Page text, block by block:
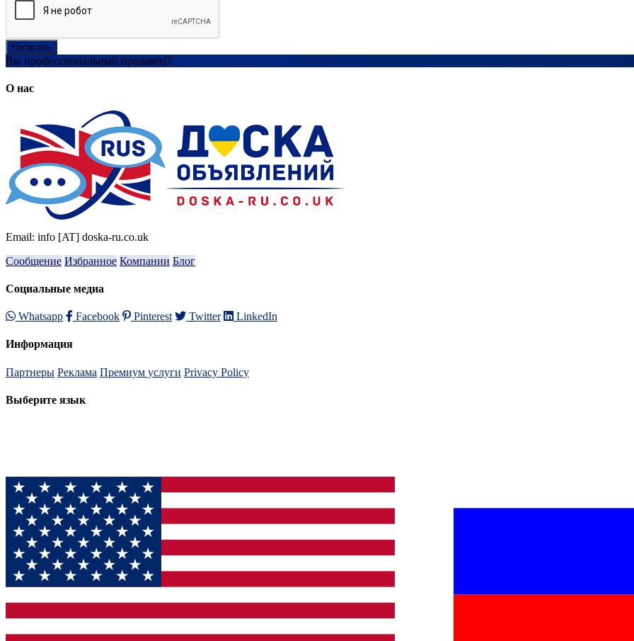
Написать
Вы профессиональный продавец?
О нас
Email: info [AT] doska-ru.co.uk
Сообщение Избранное Компании Блог
Социальные медиа
Whatsapp Facebook Pinterest Twitter LinkedIn
Информация
Партнеры Реклама Премиум услуги Privacy Policy
Выберите язык